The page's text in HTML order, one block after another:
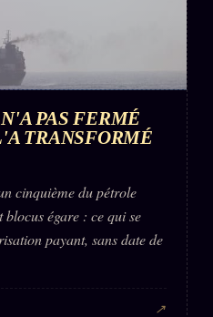
PAS FERMÉ
TRANSFORMÉ
cinquième du pétrole
égare : ce qui se
payant, sans date de
↗